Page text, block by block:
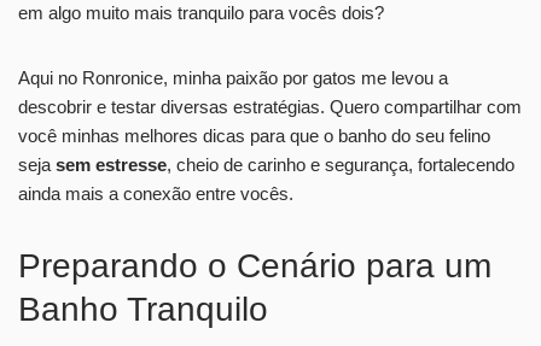
em algo muito mais tranquilo para vocês dois?
Aqui no Ronronice, minha paixão por gatos me levou a
descobrir e testar diversas estratégias. Quero compartilhar com
você minhas melhores dicas para que o banho do seu felino
seja sem estresse, cheio de carinho e segurança, fortalecendo
ainda mais a conexão entre vocês.
Preparando o Cenário para um
Banho Tranquilo